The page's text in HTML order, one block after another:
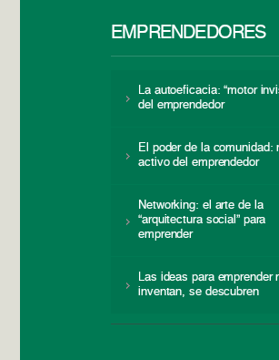
EMPRENDEDORES
La autoeficacia: “motor
del emprendedor
El poder de la comunidad:
activo del emprendedor
Networking: el arte de la
“arquitectura social” para
emprender
Las ideas para emprender
inventan, se descubren